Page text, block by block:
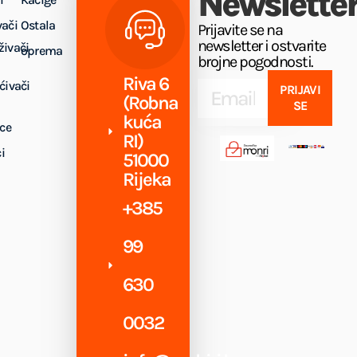
Ostala
oprema
Riva 6
(Robna
kuća
RI)
51000
Rijeka
+385
99
630
0032
Prijavite se na
newsletter i ostvarite
brojne pogodnosti.
PRIJAVI
SE